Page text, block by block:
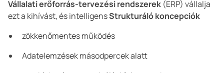
Vállalati erőforrás-tervezési rendszerek (ERP) vállalja
ezt a kihívást, és intelligensStrukturáló koncepciók
zökkenőmentes működés
Adatelemzések másodpercek alatt